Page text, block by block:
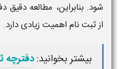
شود. بنابراین، مطالعه
از ثبت‌ نام اهمیت زیادی دارد.
بیشتر بخوانید:دفترچه